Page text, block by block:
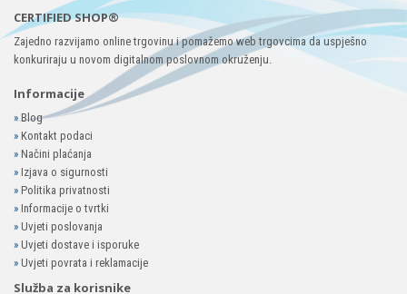
CERTIFIED SHOP®
Zajedno razvijamo online trgovinu i pomažemo web trgovcima da uspješno
konkuriraju u novom digitalnom poslovnom okruženju.
Informacije
»Blog
» Kontakt podaci
» Načini plaćanja
» Izjava o sigurnosti
» Politika privatnosti
» Informacije o tvrtki
» Uvjeti poslovanja
» Uvjeti dostave i isporuke
» Uvjeti povrata i reklamacije
Služba za korisnike